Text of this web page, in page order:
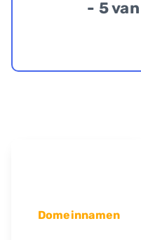
- 5
Domeinnamen